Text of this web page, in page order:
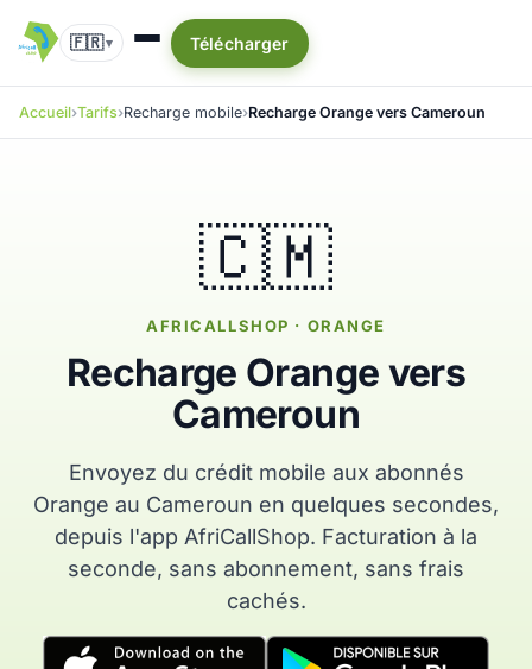
🇫🇷▾ Télécharger
Accueil Tarifs Recharge mobile Recharge Orange vers Cameroun
🇨🇲
AFRICALLSHOP · ORANGE
Recharge Orange vers
Cameroun
Envoyez du crédit mobile aux abonnés
Orange au Cameroun en quelques secondes,
depuis l'app AfriCallShop. Facturation à la
seconde, sans abonnement, sans frais
cachés.